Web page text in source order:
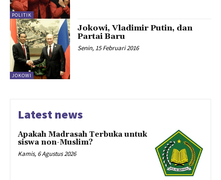
POLITIK
JOKOWI
Jokowi, Vladimir Putin, dan
Partai Baru
Senin, 15 Februari 2016
Latest news
Apakah Madrasah Terbuka untuk
siswa non-Muslim?
Kamis, 6 Agustus 2026